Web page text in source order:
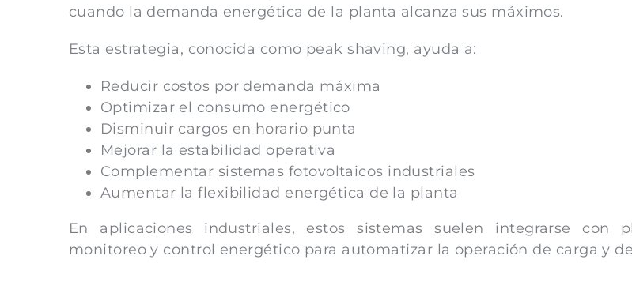
cuando la demanda energética de la planta alcanza sus máximos.
Esta estrategia, conocida como peak shaving, ayuda a:
Reducir costos por demanda máxima
Optimizar el consumo energético
Disminuir cargos en horario punta
Mejorar la estabilidad operativa
Complementar sistemas fotovoltaicos industriales
Aumentar la flexibilidad energética de la planta
En aplicaciones industriales, estos sistemas suelen integrarse con
monitoreo y control energético para automatizar la operación de carga y